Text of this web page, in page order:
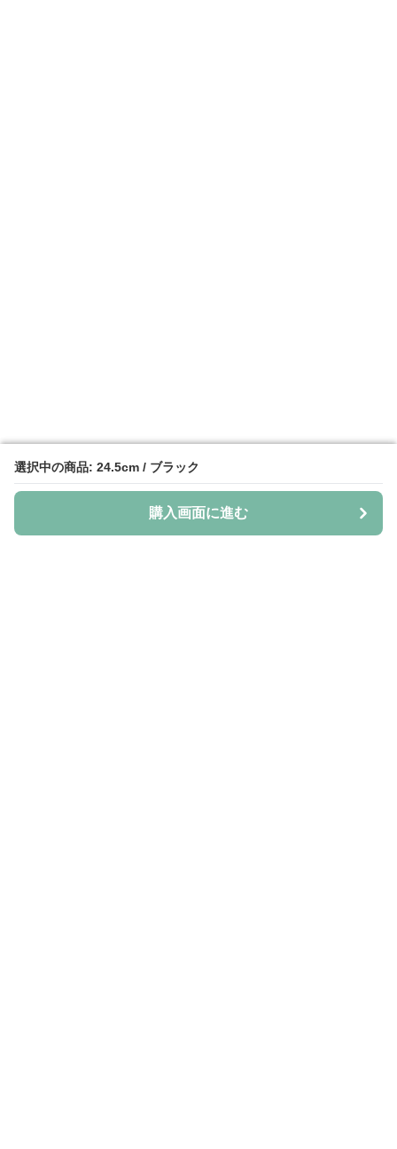
選択中の商品: 24.5cm / ブラック
購入画面に進む
選択中の商品: 24.5cm / ブラック
購入画面に進む